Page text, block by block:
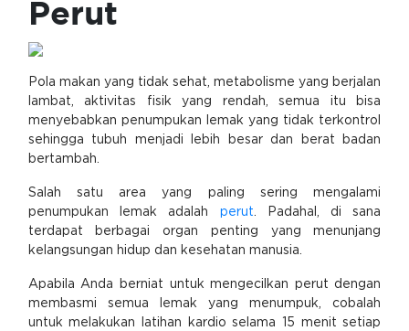
Perut
Pola makan yang tidak sehat, metabolisme yang berjalan
lambat, aktivitas fisik yang rendah, semua itu bisa
menyebabkan penumpukan lemak yang tidak terkontrol
sehingga tubuh menjadi lebih besar dan berat badan
bertambah.
Salah satu area yang paling sering mengalami
penumpukan lemak adalah perut. Padahal, di sana
terdapat berbagai organ penting yang menunjang
kelangsungan hidup dan kesehatan manusia.
Apabila Anda berniat untuk mengecilkan perut dengan
membasmi semua lemak yang menumpuk, cobalah
untuk melakukan latihan kardio selama 15 menit setiap